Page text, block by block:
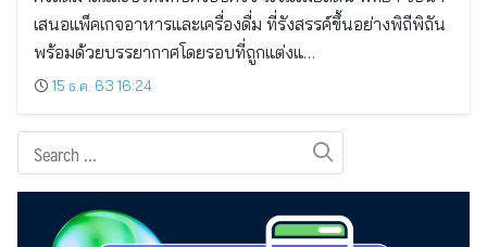
เสนอแพ็คเกจอาหารและเครื่องดื่ม ที่รังสรรค์ขึ้นอย่างพิถีพิถัน
พร้อมด้วยบรรยากาศโดยรอบที่ถูกแต่งแ…
15 ธ.ค. 63 16:24